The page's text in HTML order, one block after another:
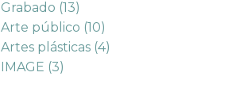
Grabado (13)
Arte público (10)
Artes plásticas (4)
IMAGE (3)